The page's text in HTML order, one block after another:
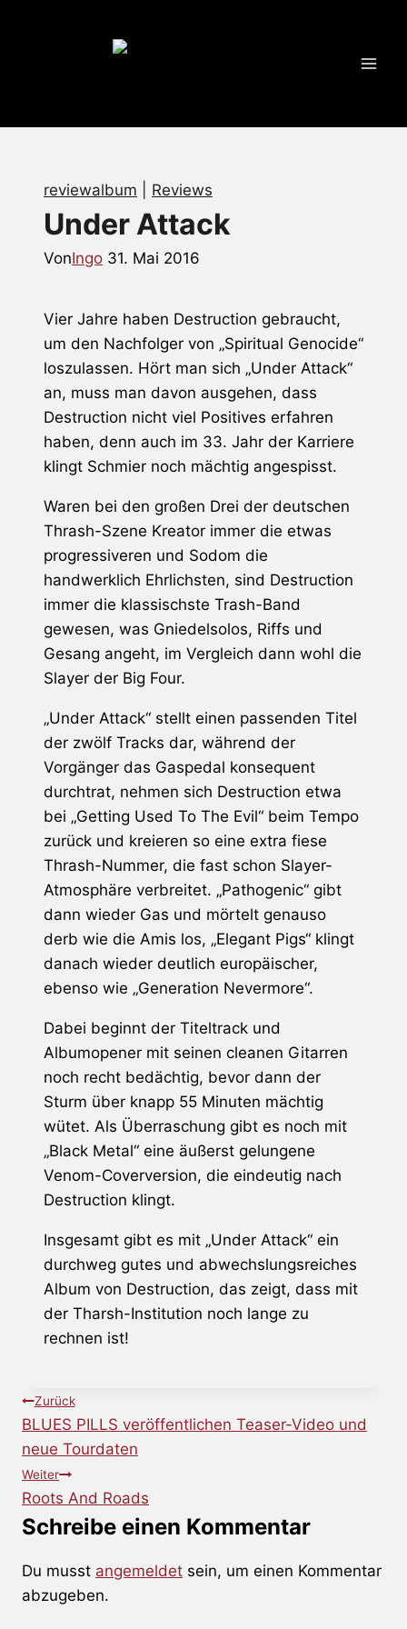
reviewalbum Reviews
Under Attack
VonIngo 31. Mai 2016
Vier Jahre haben Destruction gebraucht,
um den Nachfolger von „Spiritual Genocide“
loszulassen. Hört man sich „Under Attack“
an, muss man davon ausgehen, dass
Destruction nicht viel Positives erfahren
haben, denn auch im 33. Jahr der Karriere
klingt Schmier noch mächtig angespisst.
Waren bei den großen Drei der deutschen
Thrash-Szene Kreator immer die etwas
progressiveren und Sodom die
handwerklich Ehrlichsten, sind Destruction
immer die klassischste Trash-Band
gewesen, was Gniedelsolos, Riffs und
Gesang angeht, im Vergleich dann wohl die
Slayer der Big Four.
„Under Attack“ stellt einen passenden Titel
der zwölf Tracks dar, während der
Vorgänger das Gaspedal konsequent
durchtrat, nehmen sich Destruction etwa
bei „Getting Used To The Evil“ beim Tempo
zurück und kreieren so eine extra fiese
Thrash-Nummer, die fast schon Slayer-
Atmosphäre verbreitet. „Pathogenic“ gibt
dann wieder Gas und mörtelt genauso
derb wie die Amis los, „Elegant Pigs“ klingt
danach wieder deutlich europäischer,
ebenso wie „Generation Nevermore“.
Dabei beginnt der Titeltrack und
Albumopener mit seinen cleanen Gitarren
noch recht bedächtig, bevor dann der
Sturm über knapp 55 Minuten mächtig
wütet. Als Überraschung gibt es noch mit
„Black Metal“ eine äußerst gelungene
Venom-Coverversion, die eindeutig nach
Destruction klingt.
Insgesamt gibt es mit „Under Attack“ ein
durchweg gutes und abwechslungsreiches
Album von Destruction, das zeigt, dass mit
der Tharsh-Institution noch lange zu
rechnen ist!
Beitragsnavigation
Zurück
BLUES PILLS veröffentlichen Teaser-Video und
neue Tourdaten
Weiter
Roots And Roads
Schreibe einen Kommentar
Du musst angemeldet sein, um einen Kommentar
abzugeben.